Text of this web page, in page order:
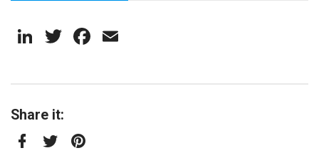
LinkedIn
TwitterFacebook
Share it: